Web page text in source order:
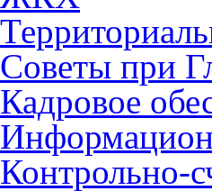
Советы при
Кадровое
Контрольно-